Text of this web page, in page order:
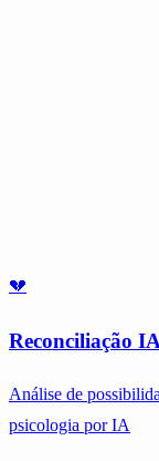
💔
Reconciliação IA
Análise de
psicologia por IA